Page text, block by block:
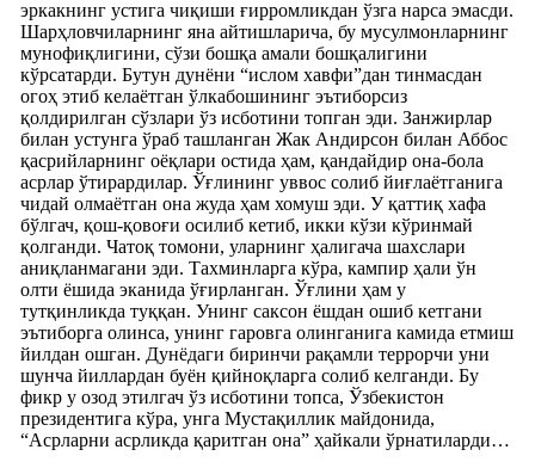
эркакнинг устига чиқиши ғирромликдан ўзга нарса эмасди.
Шарҳловчиларнинг яна айтишларича, бу мусулмонларнинг
мунофиқлигини, сўзи бошқа амали бошқалигини
кўрсатарди. Бутун дунёни “ислом хавфи”дан тинмасдан
огоҳ этиб келаётган ўлкабошининг эътиборсиз
қолдирилган сўзлари ўз исботини топган эди. Занжирлар
билан устунга ўраб ташланган Жак Андирсон билан Аббос
қасрийларнинг оёқлари остида ҳам, қандайдир она-бола
асрлар ўтирардилар. Ўғлининг уввос солиб йиғлаётганига
чидай олмаётган она жуда ҳам хомуш эди. У қаттиқ хафа
бўлгач, қош-қовоғи осилиб кетиб, икки кўзи кўринмай
қолганди. Чатоқ томони, уларнинг ҳалигача шахслари
аниқланмагани эди. Тахминларга кўра, кампир ҳали ўн
олти ёшида эканида ўғирланган. Ўғлини ҳам у
тутқинликда туққан. Унинг саксон ёшдан ошиб кетгани
эътиборга олинса, унинг гаровга олинганига камида етмиш
йилдан ошган. Дунёдаги биринчи рақамли террорчи уни
шунча йиллардан буён қийноқларга солиб келганди. Бу
фикр у озод этилгач ўз исботини топса, Ўзбекистон
президентига кўра, унга Мустақиллик майдонида,
“Асрларни асрликда қаритган она” ҳайкали ўрнатиларди…